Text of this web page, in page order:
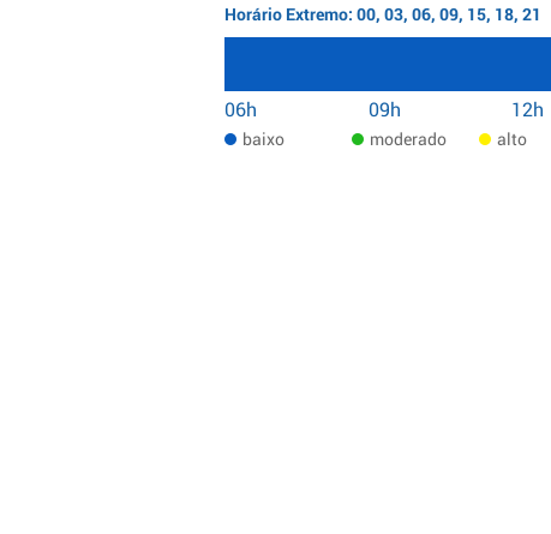
Horário Extremo: 00, 03, 06, 09, 15, 18, 21
06h 09h 12h
baixo moderado alto